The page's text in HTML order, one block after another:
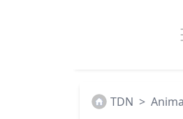
TDN >